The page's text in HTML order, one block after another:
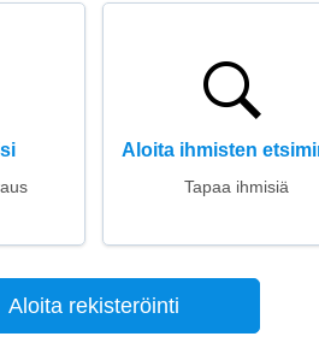
Aloita ihmisten
Tapaa ihmisiä
Aloita rekisteröinti